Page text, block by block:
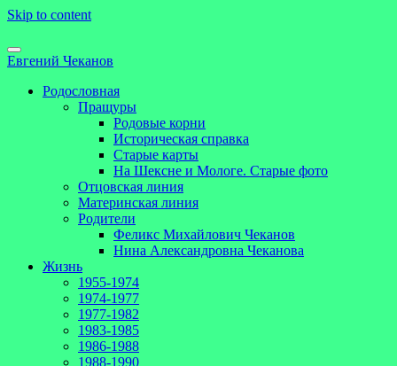
Skip to content
Евгений Чеканов
Родословная
Пращуры
Родовые корни
Историческая справка
Старые карты
На Шексне и Мологе. Старые фото
Отцовская линия
Материнская линия
Родители
Феликс Михайлович Чеканов
Нина Александровна Чеканова
Жизнь
1955-1974
1974-1977
1977-1982
1983-1985
1986-1988
1988-1990